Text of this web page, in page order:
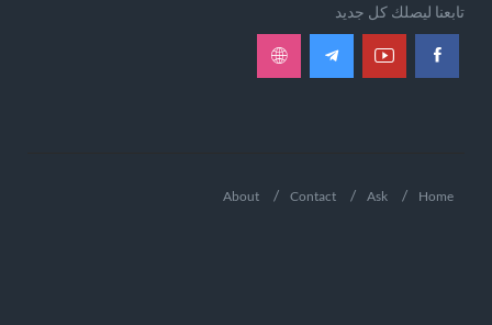
تابعنا ليصلك كل جديد
Home
Ask
Contact
About